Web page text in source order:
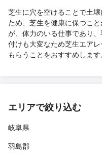
芝生に穴を空けることで土
ため、芝生を健康に保つこ
が、体力のいる仕事であり
付けも大変なため芝生エア
もらうことをおすすめします
エリアで絞り込む
岐阜県
羽島郡